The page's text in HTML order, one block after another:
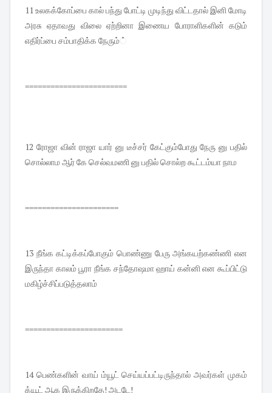
11 உலகக்கோப்பை கால் பந்து போட்டி முடிந்து விட்டதால் இனி மோடி
அரசு ஏதாவது விலை ஏற்றினா இணைய போராளிகளின் கடும்
எதிர்ப்பை சம்பாதிக்க நேரும்்
========================
12 ரோஜா வின் ராஜா யார் னு டீச்சர் கேட்கும்போது நேரு னு பதில்
சொல்லாம ஆர் கே செல்வமணி னு பதில் சொல்ற கூட்டம்யா நாம
======================
13 நீங்க கட்டிக்கப்போகும் பொண்ணு பேரு அங்கயற்கண்ணி என
இருந்தா காலம் பூரா நீங்க சந்தோஷமா ஹாய் கன்னி என கூப்பிட்டு
மகிழ்ச்சிப்படுத்தலாம்
=======================
14 பெண்களின் வாய் ம்யூட் செய்யப்பட்டிருந்தால் அவர்கள் முகம்
க்யூட் ஆக இருக்கிறதே! அடடே!